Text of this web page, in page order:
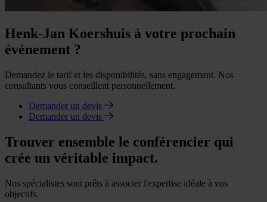
Henk-Jan Koershuis à votre prochain
événement ?
Demandez le tarif et les disponibilités, sans engagement. Nos
consultants vous conseillent personnellement.
Demander un devis
Demander un devis
Trouver ensemble le conférencier qui
crée un véritable impact.
Nos spécialistes sont prêts à associer l'expertise idéale à vos
objectifs.